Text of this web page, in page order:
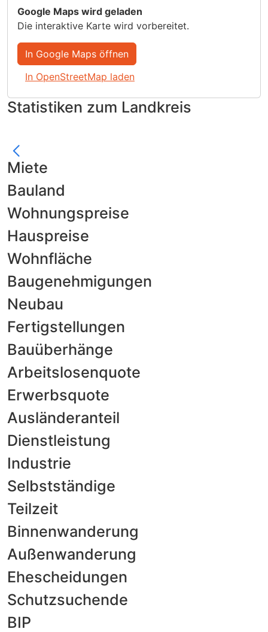
Google Maps wird geladen
Die interaktive Karte wird vorbereitet.
In Google Maps öffnen
In OpenStreetMap laden
Statistiken zum Landkreis
Miete
Bauland
Wohnungspreise
Hauspreise
Wohnfläche
Baugenehmigungen
Neubau
Fertigstellungen
Bauüberhänge
Arbeitslosenquote
Erwerbsquote
Ausländeranteil
Dienstleistung
Industrie
Selbstständige
Teilzeit
Binnenwanderung
Außenwanderung
Ehescheidungen
Schutzsuchende
BIP